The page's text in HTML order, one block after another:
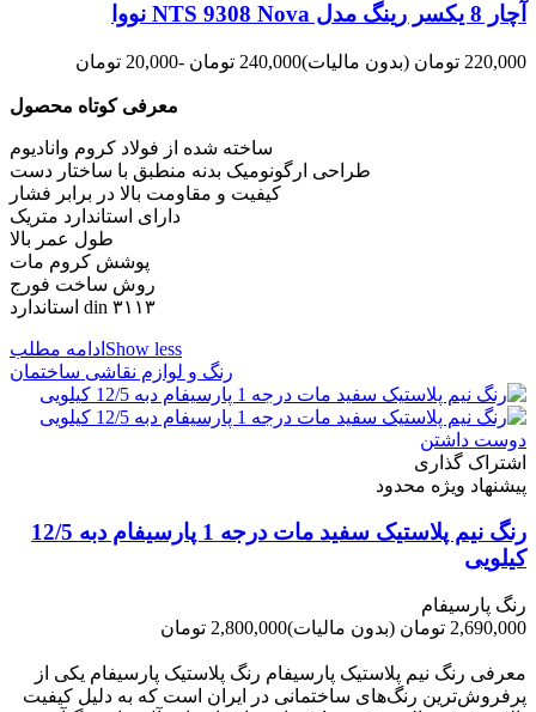
آچار 8 یکسر رینگ مدل NTS 9308 Nova نووا
220,000 تومان (بدون مالیات)240,000 تومان -20,000 تومان
معرفی کوتاه محصول
ساخته شده از فولاد کروم وانادیوم
طراحی ارگونومیک بدنه منطبق با ساختار دست
کیفیت و مقاومت بالا در برابر فشار
دارای استاندارد متریک
طول عمر بالا
پوشش کروم مات
روش ساخت فورج
استاندارد din ۳۱۱۳
ادامه مطلب Show less
رنگ و لوازم نقاشی ساختمان
دوست داشتن
اشتراک گذاری
پیشنهاد ویژه محدود
رنگ نیم پلاستیک سفید مات درجه 1 پارسیفام دبه 12/5
کیلویی
رنگ پارسیفام
2,690,000 تومان
(بدون مالیات)2,800,000 تومان
معرفی رنگ نیم پلاستیک پارسیفام رنگ پلاستیک پارسیفام یکی از
پرفروش‌ترین رنگ‌های ساختمانی در ایران است که به دلیل کیفیت